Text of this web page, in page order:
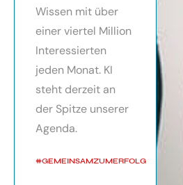
Wissen mit über
einer viertel Million
Interessierten
jeden Monat. KI
steht derzeit an
der Spitze unserer
Agenda.
#GEMEINSAMZUMERFOLG